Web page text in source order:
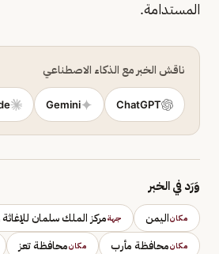
المستدامة.
ناقش الخبر مع الذكاء الاصطناعي
ChatGPT
Gemini
وَرَد في الخبر
مكاناليمن جهةمركز الملك سلمان للإغاثة
مكانمحافظة مأرب مكانمحافظة تعز